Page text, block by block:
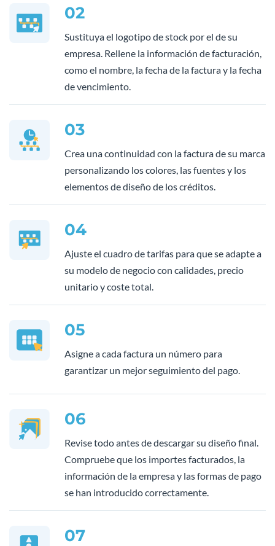
02
Sustituya el logotipo de stock por el de su
empresa. Rellene la información de facturación,
como el nombre, la fecha de la factura y la fecha
de vencimiento.
03
Crea una continuidad con la factura de su marca
personalizando los colores, las fuentes y los
elementos de diseño de los créditos.
04
Ajuste el cuadro de tarifas para que se adapte a
su modelo de negocio con calidades, precio
unitario y coste total.
05
Asigne a cada factura un número para
garantizar un mejor seguimiento del pago.
06
Revise todo antes de descargar su diseño final.
Compruebe que los importes facturados, la
información de la empresa y las formas de pago
se han introducido correctamente.
07